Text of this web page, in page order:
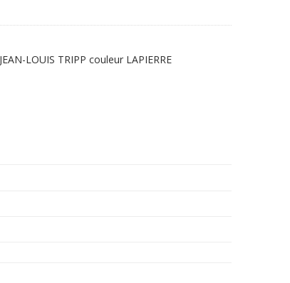
LOUIS TRIPP couleur LAPIERRE